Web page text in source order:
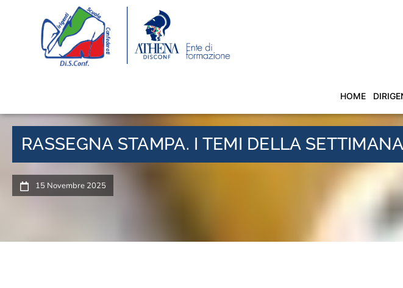
HOME
RASSEGNA STAMPA. I TEMI DELLA SETTIMANA
15 Novembre 2025